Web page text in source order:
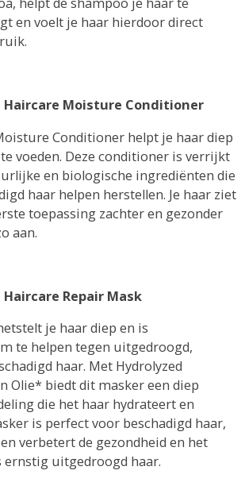
en voelt je haar hierdoor direct
Haircare Moisture Conditioner
Conditioner helpt je haar diep
voeden. Deze conditioner is verrijkt
en biologische ingrediënten die
haar helpen herstellen. Je haar ziet
toepassing zachter en gezonder
aan.
Repair Mask
je haar diep en is
te helpen tegen uitgedroogd,
haar. Met Hydrolyzed
Olie* biedt dit masker een diep
die het haar hydrateert en
is perfect voor beschadigd haar,
verbetert de gezondheid en het
uitgedroogd haar.